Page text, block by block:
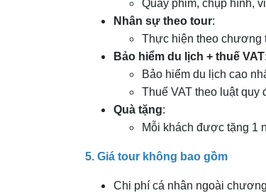
Quay phim, chụp hình,
Nhân sự theo tour:
Thực hiện theo chương
Bảo hiểm du lịch + thuế VAT:
Bảo hiểm du lịch cao
Thuế VAT theo luật quy
Quà tặng:
Mỗi khách được tặng 1
5. Giá tour không bao gồm
Chi phí cá nhân ngoài